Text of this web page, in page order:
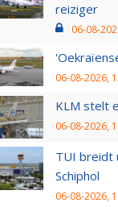
reiziger
06-08-
06-08-2026,
KLM stelt
06-08-2026,
TUI breidt
Schiphol
06-08-2026,